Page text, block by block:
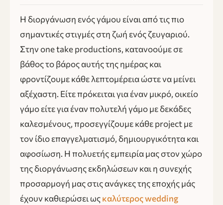
Η διοργάνωση ενός γάμου είναι από τις πιο
σημαντικές στιγμές στη ζωή ενός ζευγαριού.
Στην one take productions, κατανοούμε σε
βάθος το βάρος αυτής της ημέρας και
φροντίζουμε κάθε λεπτομέρεια ώστε να μείνει
αξέχαστη. Είτε πρόκειται για έναν μικρό, οικείο
γάμο είτε για έναν πολυτελή γάμο με δεκάδες
καλεσμένους, προσεγγίζουμε κάθε project με
τον ίδιο επαγγελματισμό, δημιουργικότητα και
αφοσίωση. Η πολυετής εμπειρία μας στον χώρο
της διοργάνωσης εκδηλώσεων και η συνεχής
προσαρμογή μας στις ανάγκες της εποχής μάς
έχουν καθιερώσει ωςκαλύτερος wedding